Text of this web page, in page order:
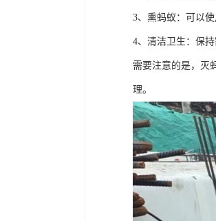
3、熏蚂蚁：可以
4、清洁卫生：保
需要注意的是，灭
理。